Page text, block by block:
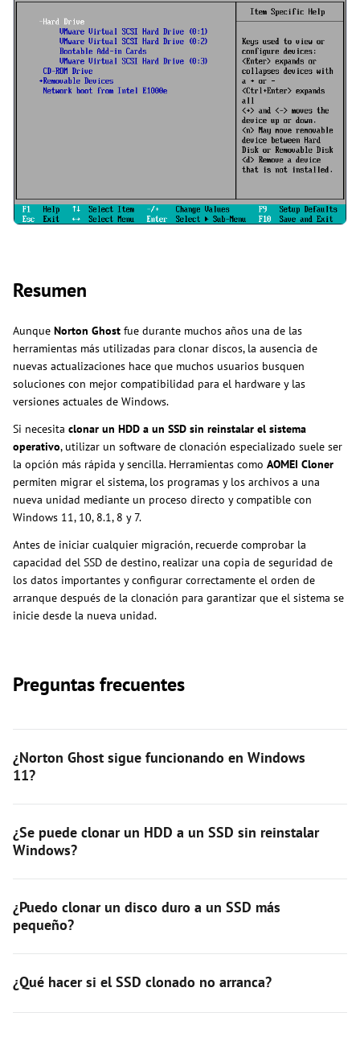
Resumen
Aunque Norton Ghost fue durante muchos años una de las
herramientas más utilizadas para clonar discos, la ausencia de
nuevas actualizaciones hace que muchos usuarios busquen
soluciones con mejor compatibilidad para el hardware y las
versiones actuales de Windows.
Si necesita clonar un HDD a un SSD sin reinstalar el sistema
operativo, utilizar un software de clonación especializado suele ser
la opción más rápida y sencilla. Herramientas como AOMEI Cloner
permiten migrar el sistema, los programas y los archivos a una
nueva unidad mediante un proceso directo y compatible con
Windows 11, 10, 8.1, 8 y 7.
Antes de iniciar cualquier migración, recuerde comprobar la
capacidad del SSD de destino, realizar una copia de seguridad de
los datos importantes y configurar correctamente el orden de
arranque después de la clonación para garantizar que el sistema se
inicie desde la nueva unidad.
Preguntas frecuentes
¿Norton Ghost sigue funcionando en Windows
11?
¿Se puede clonar un HDD a un SSD sin reinstalar
Windows?
¿Puedo clonar un disco duro a un SSD más
pequeño?
¿Qué hacer si el SSD clonado no arranca?